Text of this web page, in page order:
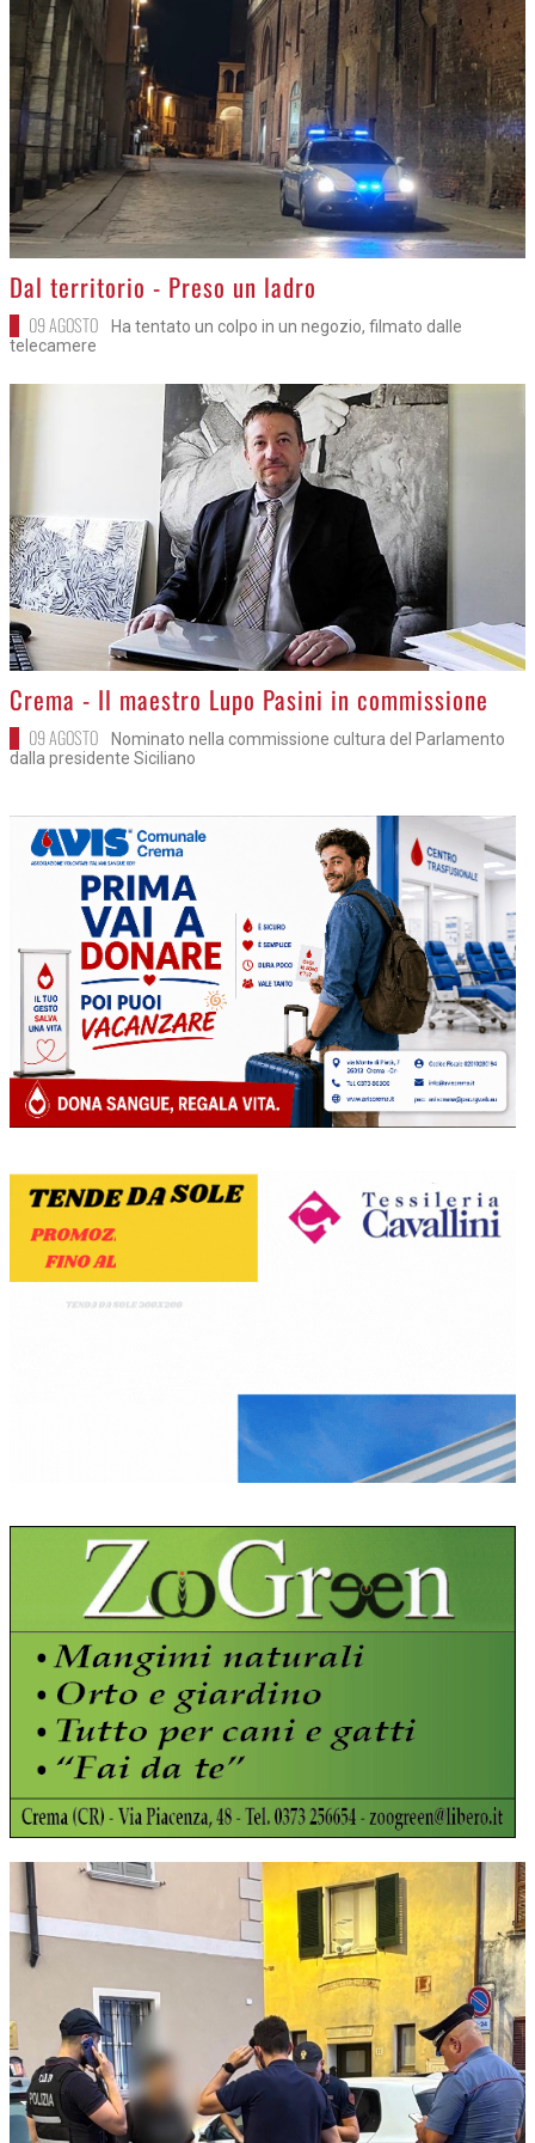
>
Dal territorio - Preso un ladro
09 AGOSTO
Ha tentato un colpo in un negozio, filmato dalle
telecamere
>
Crema - Il maestro Lupo Pasini in commissione
09 AGOSTO
Nominato nella commissione cultura del Parlamento
dalla presidente Siciliano